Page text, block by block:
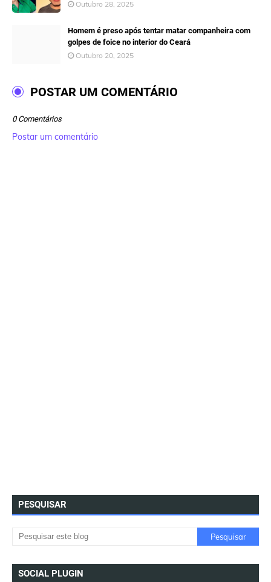
Outubro 28, 2025
Homem é preso após tentar matar companheira com
golpes de foice no interior do Ceará
Outubro 20, 2025
POSTAR UM COMENTÁRIO
0 Comentários
Postar um comentário
PESQUISAR
SOCIAL PLUGIN